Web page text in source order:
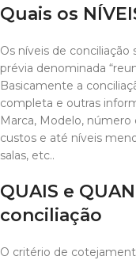
Quais os
Os níveis de
prévia denominada
Basicamente a
completa e outras
Marca, Modelo,
custos e até níveis
salas, etc..
QUAIS e
conciliação
O critério de